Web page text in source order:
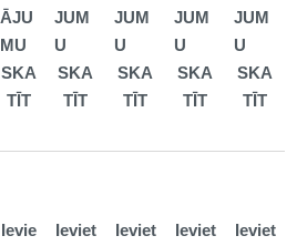
ĀJU
MU
SKA
TĪT
JUM
U
SKA
TĪT
JUM
U
SKA
TĪT
JUM
U
SKA
TĪT
JUM
U
SKA
TĪT
Ievie
Ieviet
Ieviet
Ieviet
Ieviet